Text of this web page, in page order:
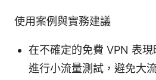
使用案例與實務建議
在不確定的免費 VPN 表
進行小流量測試，避免大